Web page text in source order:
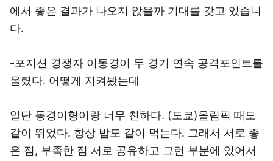
에서 좋은 결과가 나오지 않을까 기대를 갖고 있습니
다.
-포지션 경쟁자 이동경이 두 경기 연속 공격포인트를
올렸다. 어떻게 지켜봤는데
일단 동경이형이랑 너무 친하다. (도쿄)올림픽 때도
같이 뛰었다. 항상 밥도 같이 먹는다. 그래서 서로 좋
은 점, 부족한 점 서로 공유하고 그런 부분에 있어서